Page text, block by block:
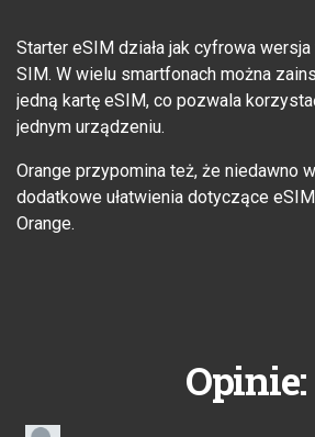
Starter eSIM działa jak cyfrowa
SIM. W wielu smartfonach można
jedną kartę eSIM, co pozwala
jednym urządzeniu.
Orange przypomina też, że niedawno
dodatkowe ułatwienia dotyczące
Orange.
Opinie: